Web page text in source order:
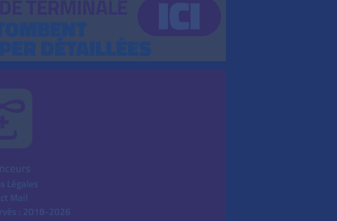
Légales
Mail
: 2018-2026